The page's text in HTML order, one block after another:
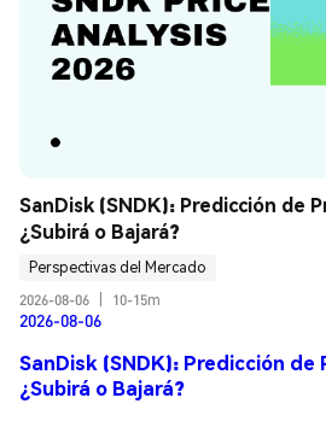
SanDisk (SNDK): Predicción de
¿Subirá o Bajará?
Perspectivas del Mercado
2026-08-06
10-15m
2026-08-06
SanDisk (SNDK): Predicción de
¿Subirá o Bajará?